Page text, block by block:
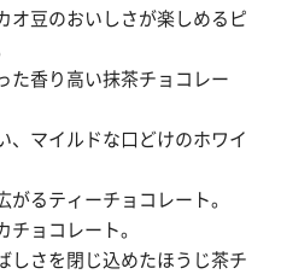
オ豆のおいしさが楽しめるピ
た香り高い抹茶チョコレー
、マイルドな口どけのホワイ
がるティーチョコレート。
チョコレート。
しさを閉じ込めたほうじ茶チ